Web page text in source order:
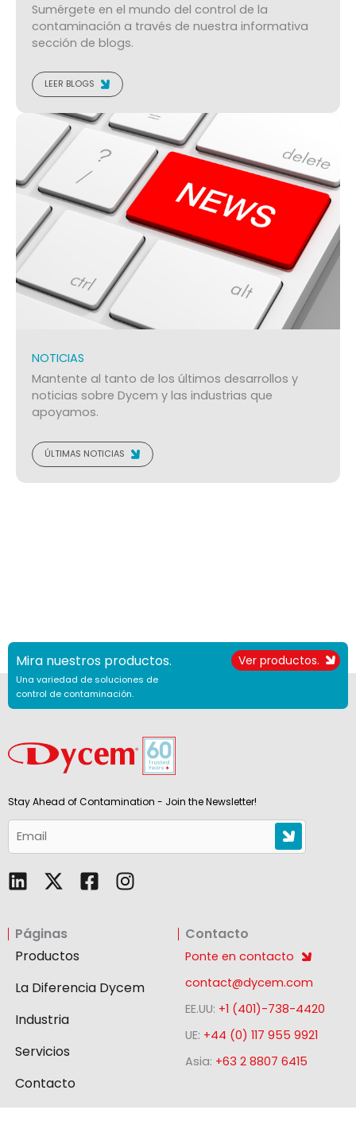
Sumérgete en el mundo del control de la
contaminación a través de nuestra informativa
sección de blogs.
LEER BLOGS
NOTICIAS
Mantente al tanto de los últimos desarrollos y
noticias sobre Dycem y las industrias que
apoyamos.
ÚLTIMAS NOTICIAS
Mira nuestros productos.
Una variedad de soluciones de
control de contaminación.
Ver productos.
Stay Ahead of Contamination - Join the Newsletter!
L
i
k
e
d
i
n
F
a
o
o
I
n
g
r
Páginas
Productos
La Diferencia Dycem
Industria
Servicios
Contacto
Contacto
Ponte en contacto
contact@dycem.com
EE.UU: +1 (401)-738-4420
UE: +44 (0) 117 955 9921
Asia: +63 2 8807 6415